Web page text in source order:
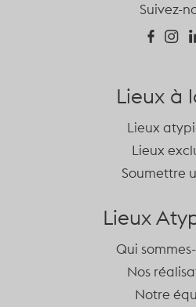
Suivez-
Lieux à
Lieux
Lieux
Soumettre
Lieux
Qui
Nos
Notre